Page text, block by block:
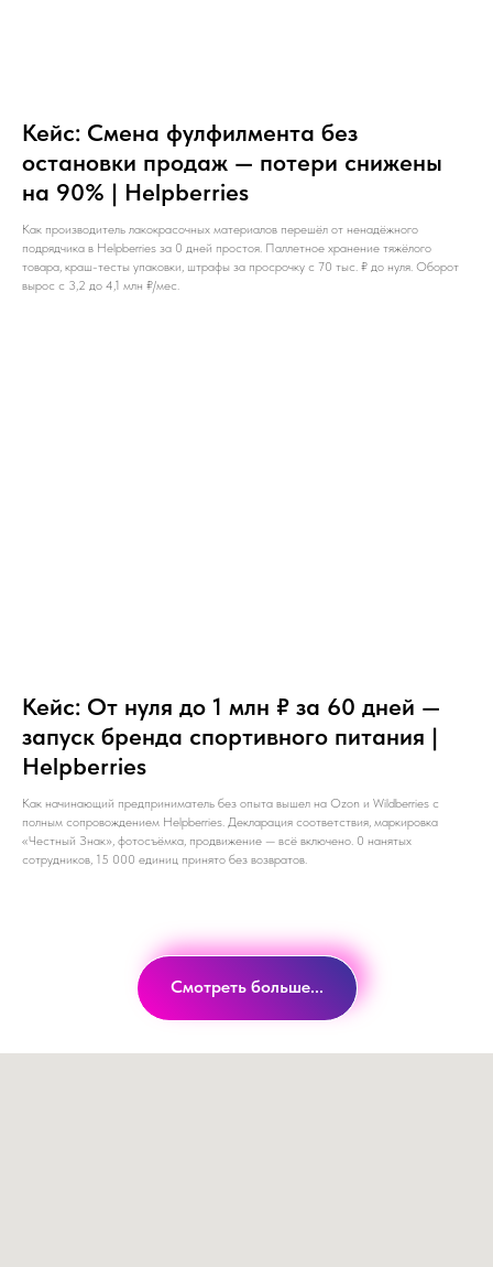
Кейс: Смена фулфилмента без
остановки продаж — потери снижены
на 90% | Helpberries
Как производитель лакокрасочных материалов перешёл от ненадёжного
подрядчика в Helpberries за 0 дней простоя. Паллетное хранение тяжёлого
товара, краш-тесты упаковки, штрафы за просрочку с 70 тыс. ₽ до нуля. Оборот
вырос с 3,2 до 4,1 млн ₽/мес.
Кейс: От нуля до 1 млн ₽ за 60 дней —
запуск бренда спортивного питания |
Helpberries
Как начинающий предприниматель без опыта вышел на Ozon и Wildberries с
полным сопровождением Helpberries. Декларация соответствия, маркировка
«Честный Знак», фотосъёмка, продвижение — всё включено. 0 нанятых
сотрудников, 15 000 единиц принято без возвратов.
Смотреть больше...